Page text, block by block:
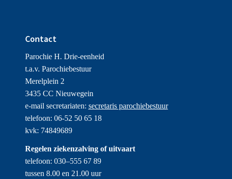
Contact
Parochie H. Drie-eenheid
t.a.v. Parochiebestuur
Merelplein 2
3435 CC Nieuwegein
e-mail secretariaten: secretaris parochiebestuur
telefoon: 06-52 50 65 18
kvk: 74849689
Regelen ziekenzalving of uitvaart
telefoon: 030–555 67 89
tussen 8.00 en 21.00 uur